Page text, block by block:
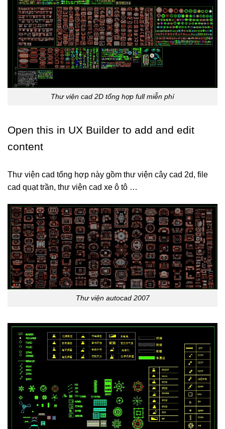
Thư viện cad 2D tổng hợp full miễn phí
Open this in UX Builder to add and edit
content
Thư viện cad tổng hợp này gồm thư viện cây cad 2d, file
cad quạt trần, thư viện cad xe ô tô …
Thư viện autocad 2007